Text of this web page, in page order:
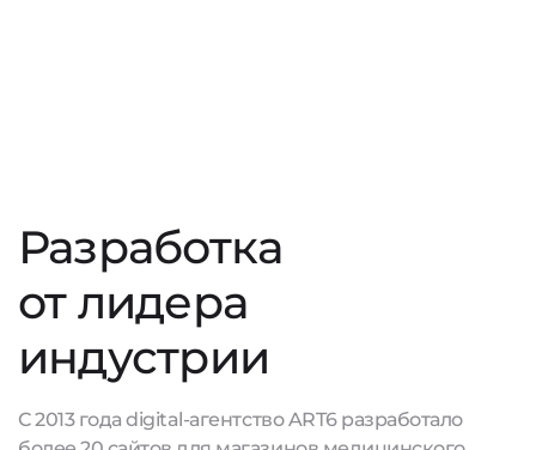
Разработка
от лидера
индустрии
С 2013 года digital-агентство ART6 разработало